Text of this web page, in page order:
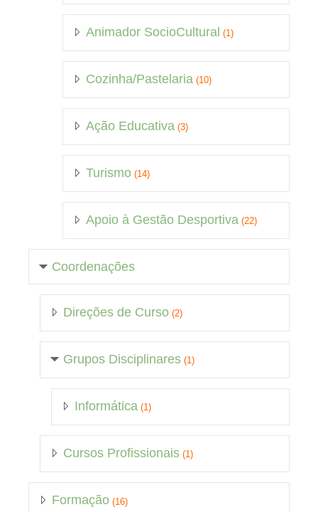
Animador SocioCultural (1)
Cozinha/Pastelaria (10)
Ação Educativa (3)
Turismo (14)
Apoio à Gestão Desportiva (22)
Coordenações
Direções de Curso (2)
Grupos Disciplinares (1)
Informática (1)
Cursos Profissionais (1)
Formação (16)